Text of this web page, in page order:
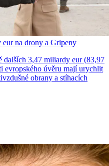
na drony a Gripeny
3,47 miliardy eur (83,97
evropského úvěru mají urychlit
obrany a stíhacích